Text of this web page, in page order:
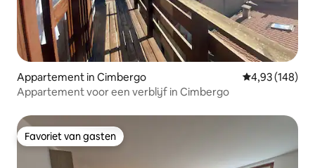
Appartement in Cimbergo Gemiddelde
4,93 (148)
Appartement voor een verblijf in Cimbergo
Favoriet van gasten
Favoriet van gasten